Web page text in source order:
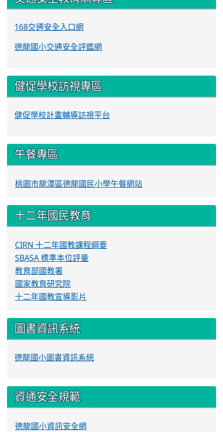
168交通安全入口網
德龍國小交通安全評鑑網
健促學校訪視專區
健促學校計畫輔導訪視平台
午餐專區
桃園市龍潭區德龍國民小學午餐網站
十二年國民教育
CIRN 十二年國教課程綱要
SBASA 標準本位評量
教育部國教署
國家教育研究院
十二年國教宣導影片
圖書資訊系統
德龍國小圖書資訊系統
資通安全規範
德龍國小資訊安全網